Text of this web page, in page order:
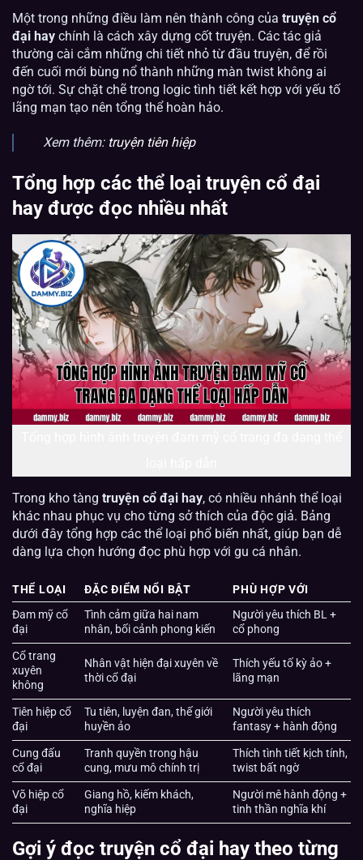
Một trong những điều làm nên thành công của truyện cổ
đại hay chính là cách xây dựng cốt truyện. Các tác giả
thường cài cắm những chi tiết nhỏ từ đầu truyện, để rồi
đến cuối mới bùng nổ thành những màn twist không ai
ngờ tới. Sự chặt chẽ trong logic tình tiết kết hợp với yếu tố
lãng mạn tạo nên tổng thể hoàn hảo.
Xem thêm: truyện tiên hiệp
Tổng hợp các thể loại truyện cổ đại
hay được đọc nhiều nhất
Trong kho tàng truyện cổ đại hay, có nhiều nhánh thể loại
khác nhau phục vụ cho từng sở thích của độc giả. Bảng
dưới đây tổng hợp các thể loại phổ biến nhất, giúp bạn dễ
dàng lựa chọn hướng đọc phù hợp với gu cá nhân.
THỂ LOẠI ĐẶC ĐIỂM NỔI BẬT
PHÙ HỢP VỚI
Đam mỹ cổ
đại
Tình cảm giữa hai nam
nhân, bối cảnh phong kiến
Người yêu thích BL +
cổ phong
Cổ trang
xuyên
không
Nhân vật hiện đại xuyên về
thời cổ đại
Thích yếu tố kỳ ảo +
lãng mạn
Tiên hiệp cổ
đại
Tu tiên, luyện đan, thế giới
huyền ảo
Người yêu thích
fantasy + hành động
Cung đấu
cổ đại
Tranh quyền trong hậu
cung, mưu mô chính trị
Thích tình tiết kịch tính,
twist bất ngờ
Võ hiệp cổ
đại
Giang hồ, kiếm khách,
nghĩa hiệp
Người mê hành động +
tinh thần nghĩa khí
Gợi ý đọc truyện cổ đại hay theo từng